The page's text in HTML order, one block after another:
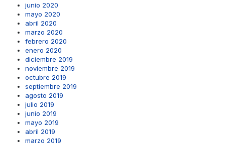
junio 2020
mayo 2020
abril 2020
marzo 2020
febrero 2020
enero 2020
diciembre 2019
noviembre 2019
octubre 2019
septiembre 2019
agosto 2019
julio 2019
junio 2019
mayo 2019
abril 2019
marzo 2019